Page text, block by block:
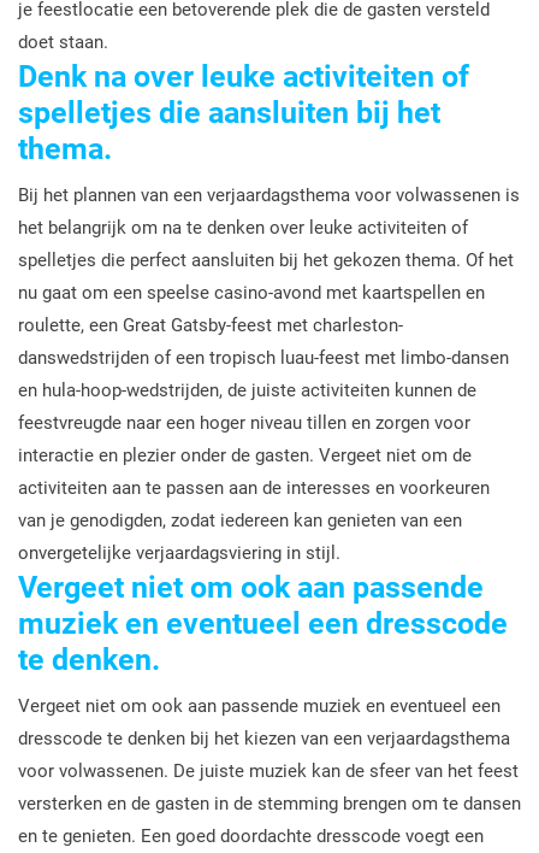
je feestlocatie een betoverende plek die de gasten versteld
doet staan.
Denk na over leuke activiteiten of
spelletjes die aansluiten bij het
thema.
Bij het plannen van een verjaardagsthema voor volwassenen is
het belangrijk om na te denken over leuke activiteiten of
spelletjes die perfect aansluiten bij het gekozen thema. Of het
nu gaat om een speelse casino-avond met kaartspellen en
roulette, een Great Gatsby-feest met charleston-
danswedstrijden of een tropisch luau-feest met limbo-dansen
en hula-hoop-wedstrijden, de juiste activiteiten kunnen de
feestvreugde naar een hoger niveau tillen en zorgen voor
interactie en plezier onder de gasten. Vergeet niet om de
activiteiten aan te passen aan de interesses en voorkeuren
van je genodigden, zodat iedereen kan genieten van een
onvergetelijke verjaardagsviering in stijl.
Vergeet niet om ook aan passende
muziek en eventueel een dresscode
te denken.
Vergeet niet om ook aan passende muziek en eventueel een
dresscode te denken bij het kiezen van een verjaardagsthema
voor volwassenen. De juiste muziek kan de sfeer van het feest
versterken en de gasten in de stemming brengen om te dansen
en te genieten. Een goed doordachte dresscode voegt een